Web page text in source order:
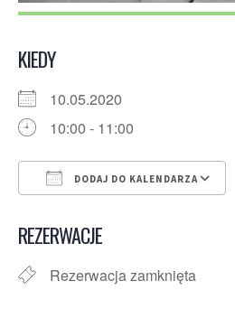
KIEDY
10.05.2020
10:00 - 11:00
DODAJ DO KALENDARZA
REZERWACJE
Rezerwacja zamknięta